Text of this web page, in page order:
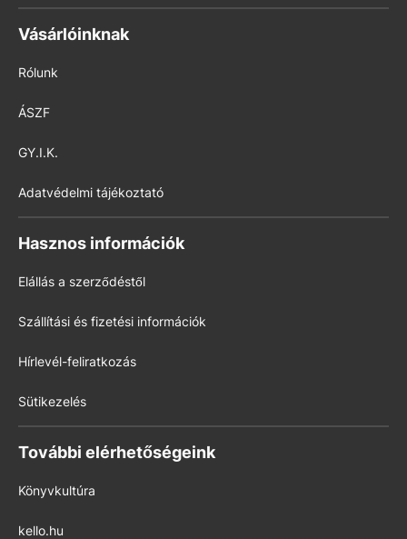
Vásárlóinknak
Rólunk
ÁSZF
GY.I.K.
Adatvédelmi tájékoztató
Hasznos információk
Elállás a szerződéstől
Szállítási és fizetési információk
Hírlevél-feliratkozás
Sütikezelés
További elérhetőségeink
Könyvkultúra
kello.hu